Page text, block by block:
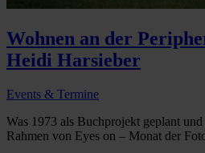
Wohnen an der
Heidi Harsieber
Events & Termine
Was 1973 als Buchprojekt geplant
Rahmen von Eyes on – Monat der